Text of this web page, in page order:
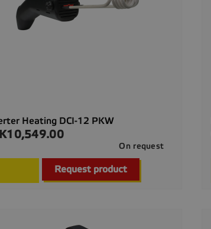
Heating DCI-12 PKW
On request
Request product
Quick view